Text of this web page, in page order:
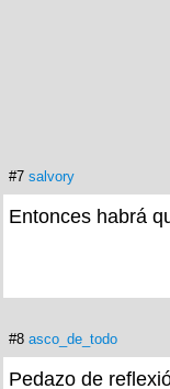
#7 salvory
Entonces habrá
#8 asco_de_todo
Pedazo de